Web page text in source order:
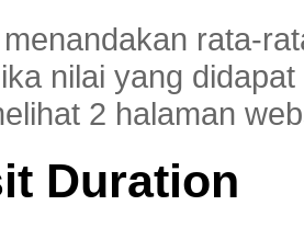
rata-
nilai yang
2 halaman
Duration